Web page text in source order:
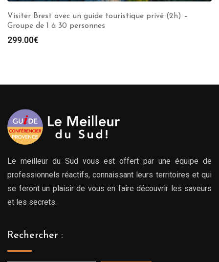
Visiter Brest avec un guide touristique privé (2h) –
Groupe de 1 à 30 personnes
299.00€
Le meilleur du Sud vous est offert par une équipe de
professionnels réactifs, connaissant leurs territoires et qui
se feront un plaisir de vous en faire découvrir les saveurs
et les secrets.
Rechercher :